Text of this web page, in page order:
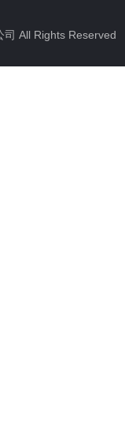
司 All Rights